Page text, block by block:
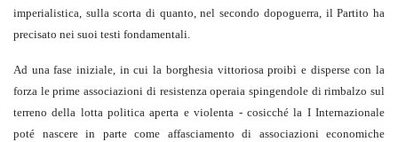
imperialistica, sulla scorta di quanto, nel secondo dopoguerra, il Partito ha
precisato nei suoi testi fondamentali.
Ad una fase iniziale, in cui la borghesia vittoriosa proibì e disperse con la
forza le prime associazioni di resistenza operaia spingendole di rimbalzo sul
terreno della lotta politica aperta e violenta - cosicché la I Internazionale
poté nascere in parte come affasciamento di associazioni economiche